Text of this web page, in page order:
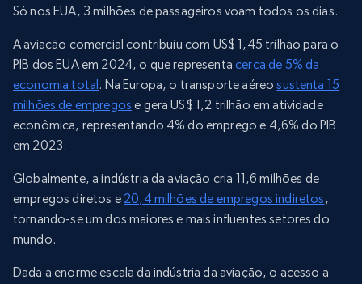
Só nos EUA, 3 milhões de passageiros voam todos os dias.
A aviação comercial contribuiu com US$ 1,45 trilhão para o
PIB dos EUA em 2024, o que representacerca de 5% da
economia total . Na Europa, o transporte aéreosustenta 15
milhões de empregos e gera US$ 1,2 trilhão em atividade
econômica, representando 4% do emprego e 4,6% do PIB
em 2023.
Globalmente, a indústria da aviação cria 11,6 milhões de
empregos diretos e 20,4 milhões de empregos indiretos,
tornando-se um dos maiores e mais influentes setores do
mundo.
Dada a enorme escala da indústria da aviação, o acesso a